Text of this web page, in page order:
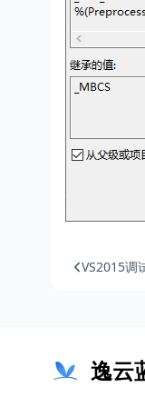
VS2015调
逸云